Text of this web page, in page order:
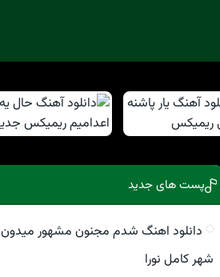
پست های جدید
دانلود اهنگ شدم مجنون مشهور میدون
شهر کامل نورا